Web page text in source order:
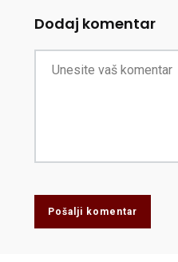
Dodaj komentar
Pošalji komentar